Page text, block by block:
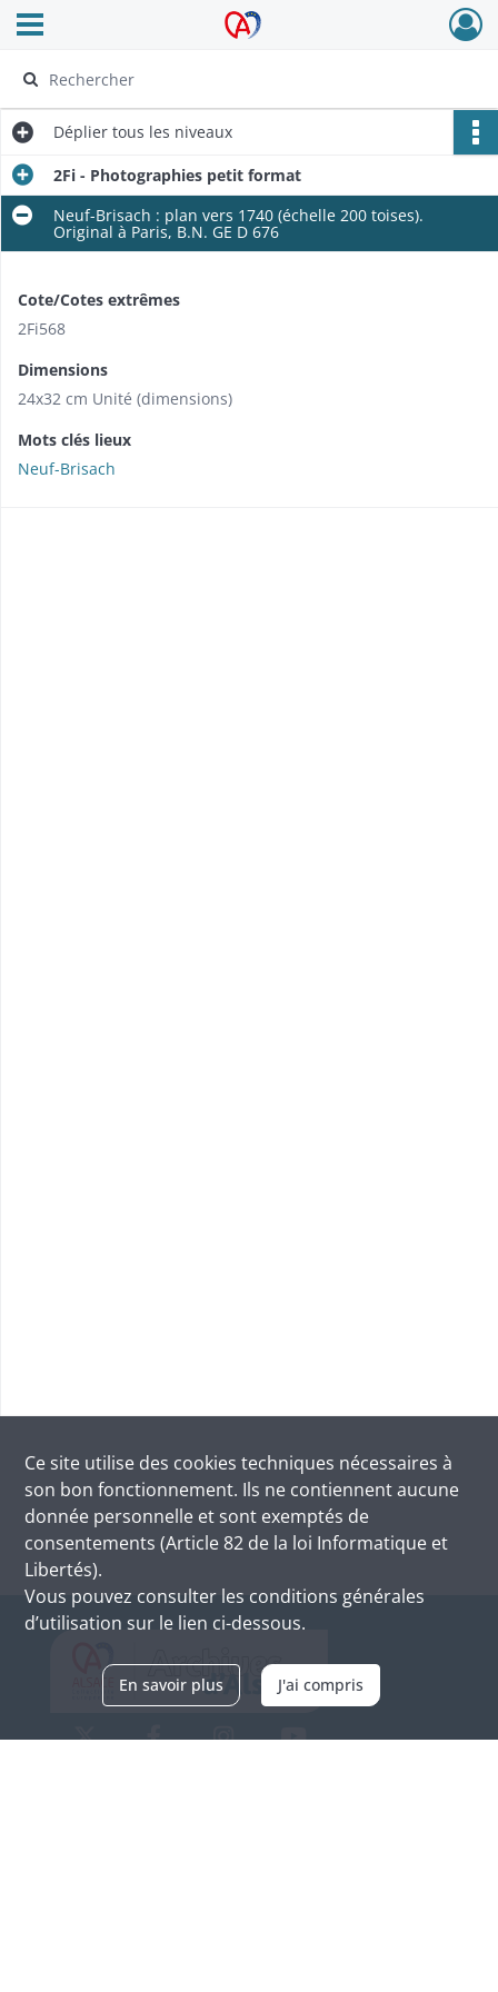
Archives Alsace - Colmar
Ouvrir le menu déroulant
Déplier tous les niveaux
2Fi - Photographies petit format
Neuf-Brisach : plan vers 1740 (échelle 200 toises).
Original à Paris, B.N. GE D 676
Cote/Cotes extrêmes
2Fi568
Dimensions
24x32 cm Unité (dimensions)
Mots clés lieux
Neuf-Brisach
Ce site utilise des cookies techniques nécessaires à
son bon fonctionnement. Ils ne contiennent aucune
donnée personnelle et sont exemptés de
consentements (Article 82 de la loi Informatique et
Libertés).
Vous pouvez consulter les conditions générales
d’utilisation sur le lien ci-dessous.
En savoir plus J'ai compris